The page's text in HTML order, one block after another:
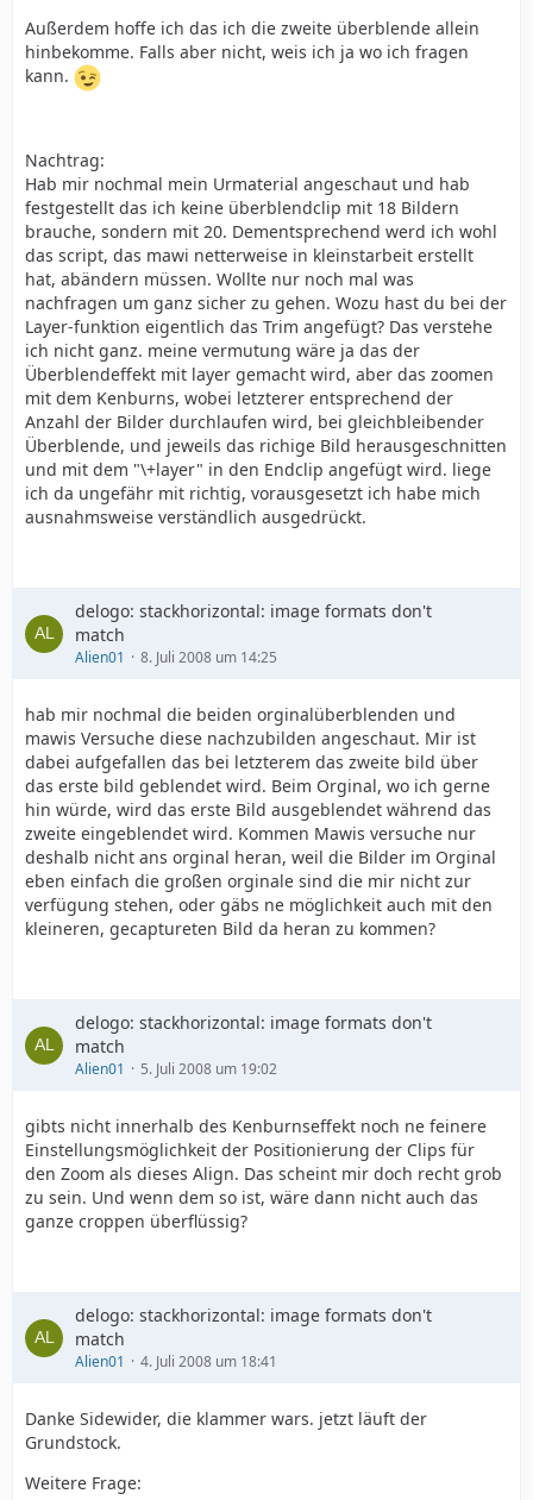
Außerdem hoffe ich das ich die zweite überblende allein
hinbekomme. Falls aber nicht, weis ich ja wo ich fragen
kann.
Nachtrag:
Hab mir nochmal mein Urmaterial angeschaut und hab
festgestellt das ich keine überblendclip mit 18 Bildern
brauche, sondern mit 20. Dementsprechend werd ich wohl
das script, das mawi netterweise in kleinstarbeit erstellt
hat, abändern müssen. Wollte nur noch mal was
nachfragen um ganz sicher zu gehen. Wozu hast du bei der
Layer-funktion eigentlich das Trim angefügt? Das verstehe
ich nicht ganz. meine vermutung wäre ja das der
Überblendeffekt mit layer gemacht wird, aber das zoomen
mit dem Kenburns, wobei letzterer entsprechend der
Anzahl der Bilder durchlaufen wird, bei gleichbleibender
Überblende, und jeweils das richige Bild herausgeschnitten
und mit dem "\+layer" in den Endclip angefügt wird. liege
ich da ungefähr mit richtig, vorausgesetzt ich habe mich
ausnahmsweise verständlich ausgedrückt.
delogo: stackhorizontal: image formats don't
match
Alien01 8. Juli 2008 um 14:25
hab mir nochmal die beiden orginalüberblenden und
mawis Versuche diese nachzubilden angeschaut. Mir ist
dabei aufgefallen das bei letzterem das zweite bild über
das erste bild geblendet wird. Beim Orginal, wo ich gerne
hin würde, wird das erste Bild ausgeblendet während das
zweite eingeblendet wird. Kommen Mawis versuche nur
deshalb nicht ans orginal heran, weil die Bilder im Orginal
eben einfach die großen orginale sind die mir nicht zur
verfügung stehen, oder gäbs ne möglichkeit auch mit den
kleineren, gecaptureten Bild da heran zu kommen?
delogo: stackhorizontal: image formats don't
match
Alien01 5. Juli 2008 um 19:02
gibts nicht innerhalb des Kenburnseffekt noch ne feinere
Einstellungsmöglichkeit der Positionierung der Clips für
den Zoom als dieses Align. Das scheint mir doch recht grob
zu sein. Und wenn dem so ist, wäre dann nicht auch das
ganze croppen überflüssig?
delogo: stackhorizontal: image formats don't
match
Alien01 4. Juli 2008 um 18:41
Danke Sidewider, die klammer wars. jetzt läuft der
Grundstock.
Weitere Frage: